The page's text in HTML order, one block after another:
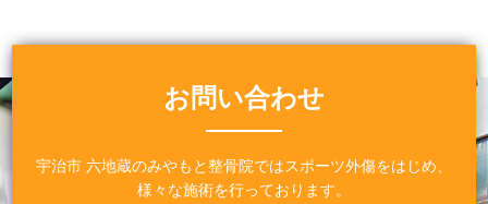
お問い合わせ
宇治市 六地蔵のみやもと整骨院ではスポーツ外傷をはじめ、
様々な施術を行っております。